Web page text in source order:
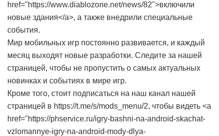
href="https://www.diablozone.net/news/82">включили
новые здания</a>, а также внедрили специальные
события.
Мир мобильных игр постоянно развивается, и каждый
месяц выходят новые разработки. Следите за нашей
страницей, чтобы не пропустить о самых актуальных
новинках и событиях в мире игр.
Кроме того, стоит подписаться на наш канал нашей
страницей в https://t.me/s/mods_menu/2, чтобы видеть <a
href="https://phservice.ru/igry-bashni-na-android-skachat-
vzlomannye-igry-na-android-mody-dlya-